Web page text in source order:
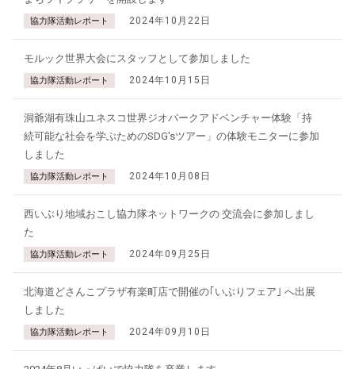
協力隊活動レポート 2024年10月22日
モルック世界大会にスタッフとして参加しました
協力隊活動レポート 2024年10月15日
洞爺湖有珠山ユネスコ世界ジオパークアドベンチャー体験「持
続可能な社会を学ぶためのSDG'sツアー」の体験モニターに参加
しました
協力隊活動レポート 2024年10月08日
西いぶり地域おこし協力隊ネットワークの 交流会に参加しまし
た
協力隊活動レポート 2024年09月25日
北海道どさんこプラザ有楽町店で開催の｢いぶりフェア｣ へ出展
しました
協力隊活動レポート 2024年09月10日